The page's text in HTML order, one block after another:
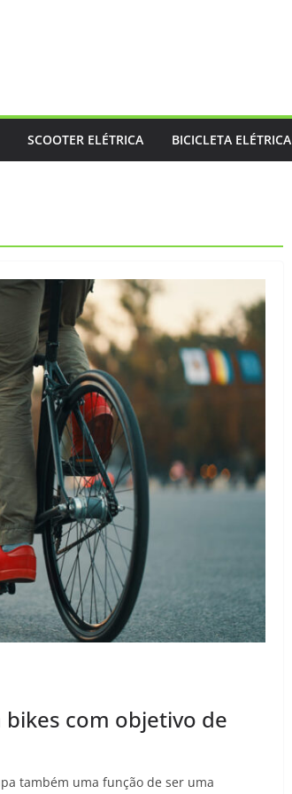
SCOOTER ELÉTRICA BICICLETA ELÉTRICA
com objetivo de
também uma função de ser uma